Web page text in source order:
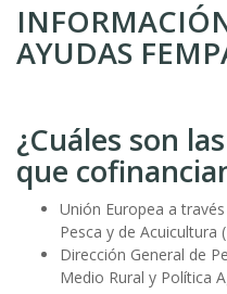
AYUDAS
¿Cuáles son
que
Unión Europea a
Pesca y de Acuicultura
Dirección General de
Medio Rural y Política